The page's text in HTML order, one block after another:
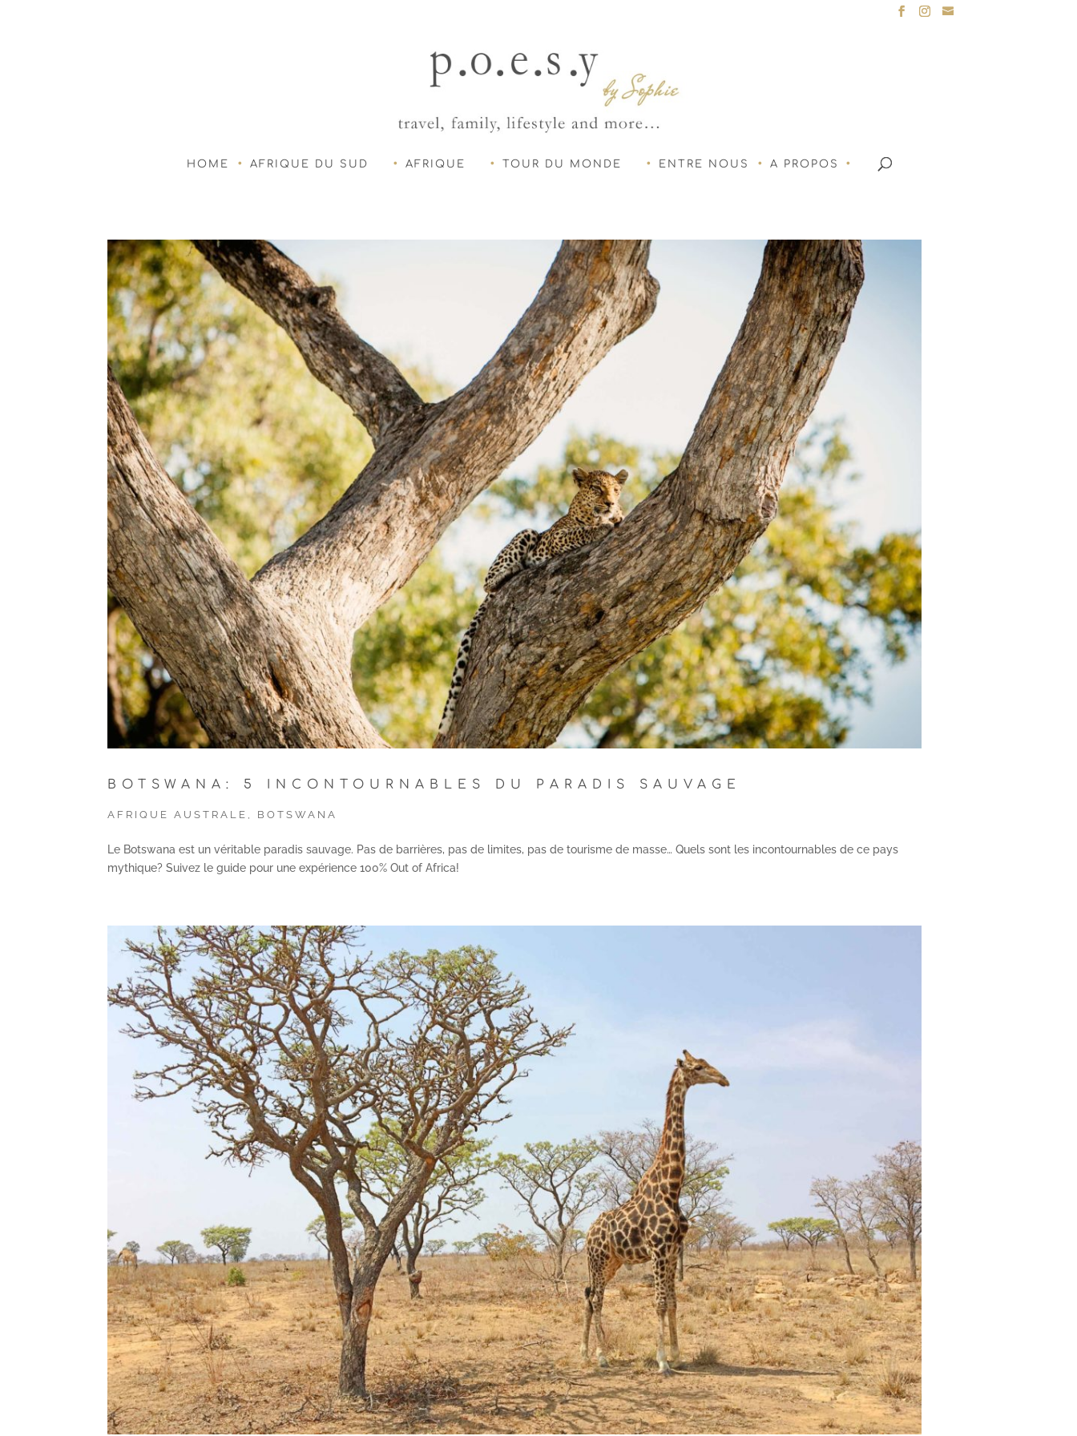
HOME AFRIQUE DU SUD AFRIQUE TOUR DU MONDE ENTRE NOUS A PROPOS
BOTSWANA: 5 INCONTOURNABLES DU PARADIS SAUVAGE
AFRIQUE AUSTRALE BOTSWANA
Le Botswana est un véritable paradis sauvage. Pas de barrières, pas de limites, pas de tourisme de masse… Quels sont les incontournables de ce pays
mythique? Suivez le guide pour une expérience 100% Out of Africa!